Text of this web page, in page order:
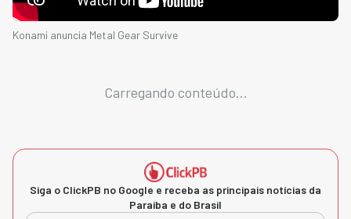
Konami anuncia Metal Gear Survive
Carregando conteúdo...
Siga o ClickPB no Google e receba as principais notícias da
Paraíba e do Brasil